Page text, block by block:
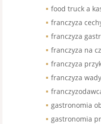
food truck a
franczyza
franczyza
franczyza na
franczyza
franczyza
gastronomia
gastronomia